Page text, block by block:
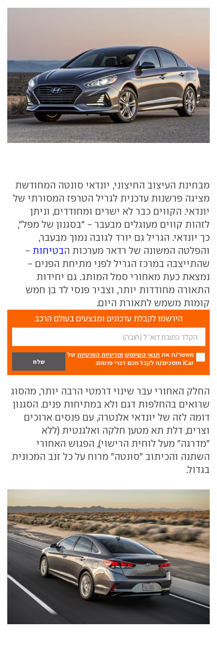
מבחינת העיצוב החיצוני, יונדאי סונטה המחודשת
מציגה פרשנות עדכנית לגריל הטרפז המסורתי של
יונדאי. הקווים כבר לא ישרים ומחודדים, וניתן
לזהות קווים מעוגלים מבעבר - "בסגנון של מפל",
כך יונדאי. הגריל גם יורד לגובה נמוך מבעבר,
והפלטה המשונה של רדאר מערכות הבטיחות -
שהתייצבה במרכז הגריל לפני מתיחת הפנים -
נמצאת כעת מאחורי סמל המותג. גם יחידות
התאורה מחודדות יותר, וצביר פנסי לד בן חמש
קומות משמש לתאורת היום.
הירשמו לקבלת עדכונים ומבצעים בעולם הרכב
מאשר/ת את תנאי השימוש ומדיניות הפרטיות של
iCar ומסכים/ה לקבל מכם דברי פרסום.
החלק האחורי עבר שינוי דרמטי הרבה יותר, מהסוג
שרואים בהחלפות דגם ולא במתיחות פנים. הסגנון
דומה לזה של יונדאי אלנטרה, עם פנסים ארוכים
וצרים, דלת תא מטען חלקה ואלגנטית (ללא
"מדרגה" מעל לוחית הרישוי), הפגוש האחורי
השתנה והכיתוב "סונטה" מרוח על כל זנב המכונית
בגדול.